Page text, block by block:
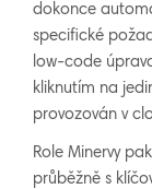
dokonce
specifické
low-code
kliknutím na
provozován v
Role Minervy
průběžně s